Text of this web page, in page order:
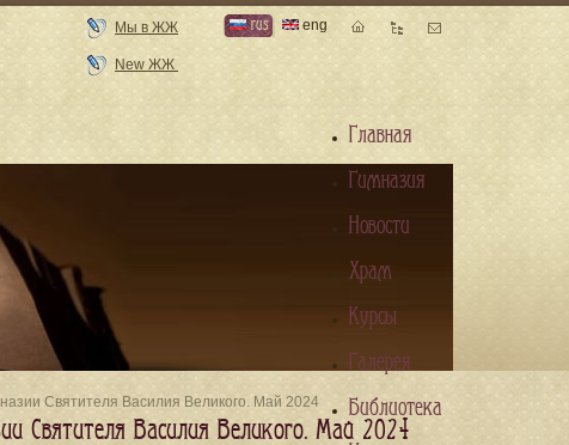
Святителя Василия Великого. Май 2024
Святителя Василия Великого. Май 2024
Мы в ЖЖ
New ЖЖ
rus eng
Главная
Гимназия
Новости
Храм
Курсы
Галерея
Библиотека